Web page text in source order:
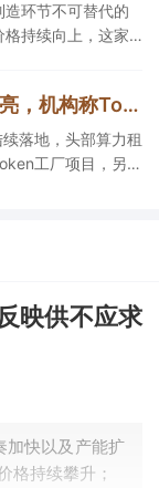
环节不可替代的
持续向上，这家
【电报解读】北京市首个词元工厂点亮，机构称Token工厂陆续落地，头部算力租赁厂商卡位优势突出，这家公司已中标运营商Token工厂项目
落地，头部算力租
工厂项目，另一
映供不应求
快以及产能扩
格持续攀升；